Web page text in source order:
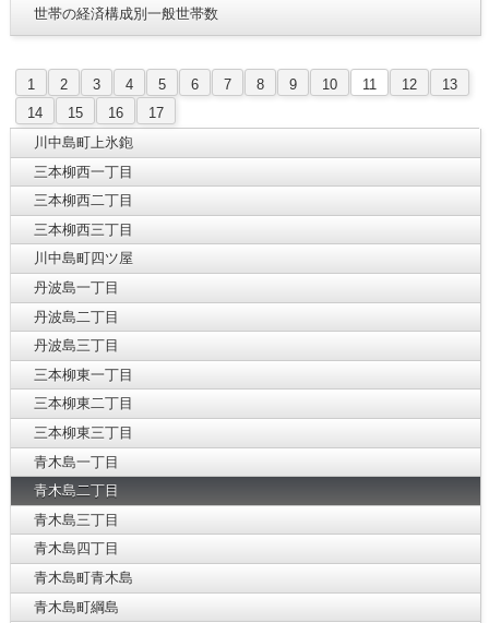
世帯の経済構成別一般世帯数
1 2 3 4 5 6 7 8 9 10 11 12
13
14
15 16
17
川中島町上氷鉋
三本柳西一丁目
三本柳西二丁目
三本柳西三丁目
川中島町四ツ屋
丹波島一丁目
丹波島二丁目
丹波島三丁目
三本柳東一丁目
三本柳東二丁目
三本柳東三丁目
青木島一丁目
青木島二丁目
青木島三丁目
青木島四丁目
青木島町青木島
青木島町綱島